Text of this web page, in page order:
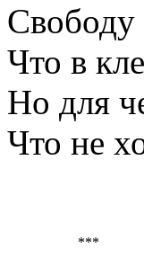
Свободу
Что в
Но для
Что не
***